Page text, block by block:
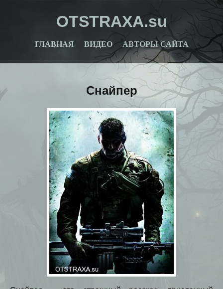
OTSTRAXA.su
ГЛАВНАЯ ВИДЕО АВТОРЫ САЙТА
Снайпер